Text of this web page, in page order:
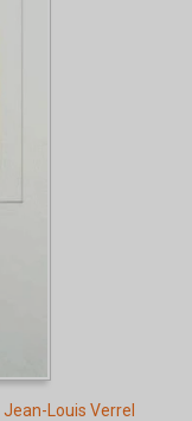
Jean-Louis Verrel